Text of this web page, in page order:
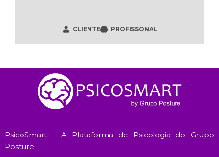
CLIENTE PROFISSONAL
PsicoSmart – A Plataforma de Psicologia do Grupo
Posture